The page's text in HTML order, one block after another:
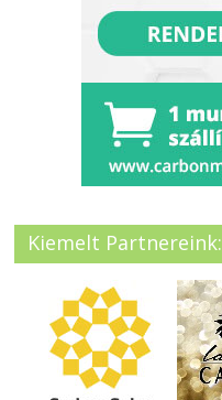
Kiemelt Partnereink: